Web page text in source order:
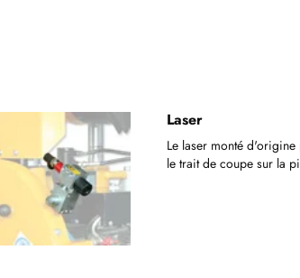
Laser
Le laser monté
le trait de coupe sur la